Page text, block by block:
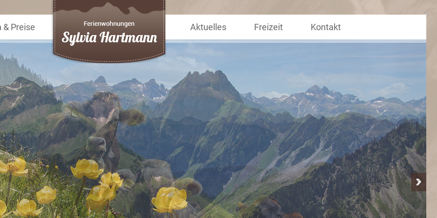
& Preise Aktuelles Freizeit Kontakt